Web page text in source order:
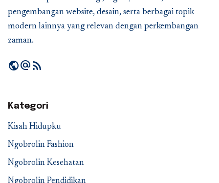
pengembangan website, desain, serta berbagai topik
modern lainnya yang relevan dengan perkembangan
zaman.
publicalternate_emailrss_feed
Kategori
Kisah Hidupku
Ngobrolin Fashion
Ngobrolin Kesehatan
Ngobrolin Pendidikan